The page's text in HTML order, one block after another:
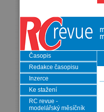
Časopis
Redakce časopisu
Inzerce
Ke stažení
RC revue -
modelářský měsíčník